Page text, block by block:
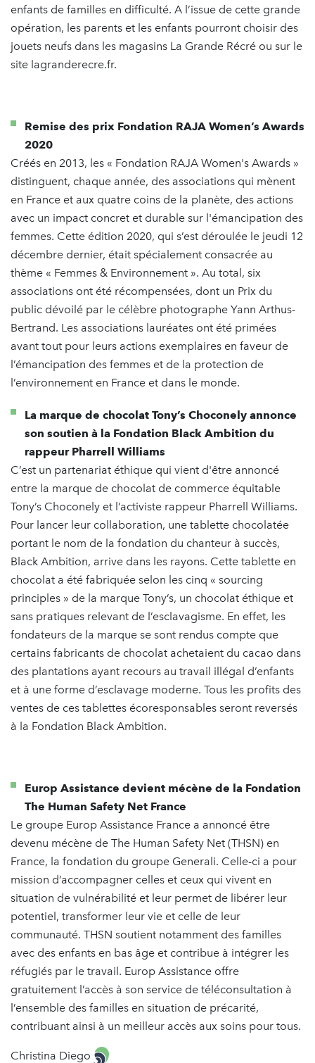
enfants de familles en difficulté. A l’issue de cette grande
opération, les parents et les enfants pourront choisir des
jouets neufs dans les magasins La Grande Récré ou sur le
site lagranderecre.fr.
Remise des prix Fondation RAJA Women’s Awards
2020
Créés en 2013, les « Fondation RAJA Women's Awards »
distinguent, chaque année, des associations qui mènent
en France et aux quatre coins de la planète, des actions
avec un impact concret et durable sur l'émancipation des
femmes. Cette édition 2020, qui s’est déroulée le jeudi 12
décembre dernier, était spécialement consacrée au
thème « Femmes & Environnement ». Au total, six
associations ont été récompensées, dont un Prix du
public dévoilé par le célèbre photographe Yann Arthus-
Bertrand. Les associations lauréates ont été primées
avant tout pour leurs actions exemplaires en faveur de
l’émancipation des femmes et de la protection de
l’environnement en France et dans le monde.
La marque de chocolat Tony’s Choconely annonce
son soutien à la Fondation Black Ambition du
rappeur Pharrell Williams
C’est un partenariat éthique qui vient d'être annoncé
entre la marque de chocolat de commerce équitable
Tony’s Choconely et l’activiste rappeur Pharrell Williams.
Pour lancer leur collaboration, une tablette chocolatée
portant le nom de la fondation du chanteur à succès,
Black Ambition, arrive dans les rayons. Cette tablette en
chocolat a été fabriquée selon les cinq « sourcing
principles » de la marque Tony’s, un chocolat éthique et
sans pratiques relevant de l’esclavagisme. En effet, les
fondateurs de la marque se sont rendus compte que
certains fabricants de chocolat achetaient du cacao dans
des plantations ayant recours au travail illégal d’enfants
et à une forme d’esclavage moderne. Tous les profits des
ventes de ces tablettes écoresponsables seront reversés
à la Fondation Black Ambition.
Europ Assistance devient mécène de la Fondation
The Human Safety Net France
Le groupe Europ Assistance France a annoncé être
devenu mécène de The Human Safety Net (THSN) en
France, la fondation du groupe Generali. Celle-ci a pour
mission d’accompagner celles et ceux qui vivent en
situation de vulnérabilité et leur permet de libérer leur
potentiel, transformer leur vie et celle de leur
communauté. THSN soutient notamment des familles
avec des enfants en bas âge et contribue à intégrer les
réfugiés par le travail. Europ Assistance offre
gratuitement l’accès à son service de téléconsultation à
l’ensemble des familles en situation de précarité,
contribuant ainsi à un meilleur accès aux soins pour tous.
Christina Diego